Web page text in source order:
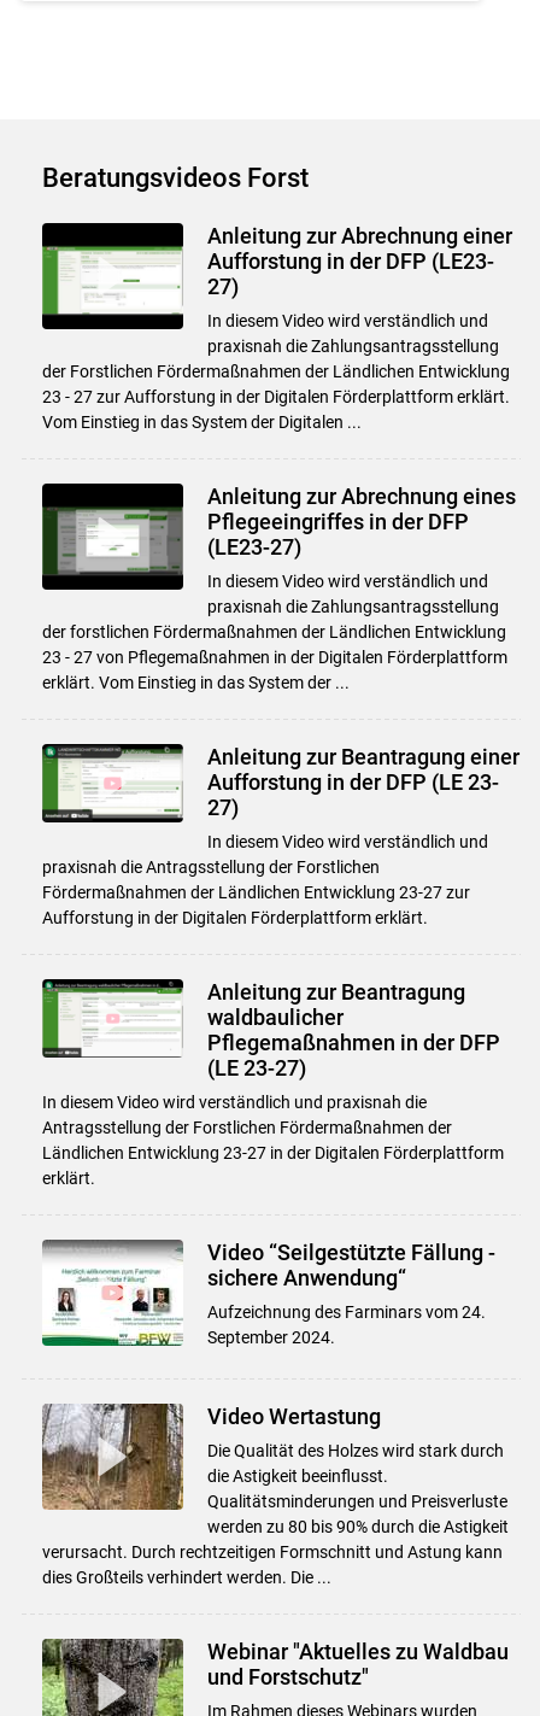
Skip to main content
Beratungsvideos Forst
Anleitung zur Abrechnung einer
Aufforstung in der DFP (LE23-
27)
In diesem Video wird verständlich und
praxisnah die Zahlungsantragsstellung
der Forstlichen Fördermaßnahmen der Ländlichen Entwicklung
23 - 27 zur Aufforstung in der Digitalen Förderplattform erklärt.
Vom Einstieg in das System der Digitalen ...
Anleitung zur Abrechnung eines
Pflegeeingriffes in der DFP
(LE23-27)
In diesem Video wird verständlich und
praxisnah die Zahlungsantragsstellung
der forstlichen Fördermaßnahmen der Ländlichen Entwicklung
23 - 27 von Pflegemaßnahmen in der Digitalen Förderplattform
erklärt. Vom Einstieg in das System der ...
Anleitung zur Beantragung einer
Aufforstung in der DFP (LE 23-
27)
In diesem Video wird verständlich und
praxisnah die Antragsstellung der Forstlichen
Fördermaßnahmen der Ländlichen Entwicklung 23-27 zur
Aufforstung in der Digitalen Förderplattform erklärt.
Anleitung zur Beantragung
waldbaulicher
Pflegemaßnahmen in der DFP
(LE 23-27)
In diesem Video wird verständlich und praxisnah die
Antragsstellung der Forstlichen Fördermaßnahmen der
Ländlichen Entwicklung 23-27 in der Digitalen Förderplattform
erklärt.
Video “Seilgestützte Fällung -
sichere Anwendung“
Aufzeichnung des Farminars vom 24.
September 2024.
Video Wertastung
Die Qualität des Holzes wird stark durch
die Astigkeit beeinflusst.
Qualitätsminderungen und Preisverluste
werden zu 80 bis 90% durch die Astigkeit
verursacht. Durch rechtzeitigen Formschnitt und Astung kann
dies Großteils verhindert werden. Die ...
Webinar "Aktuelles zu Waldbau
und Forstschutz"
Im Rahmen dieses Webinars wurden